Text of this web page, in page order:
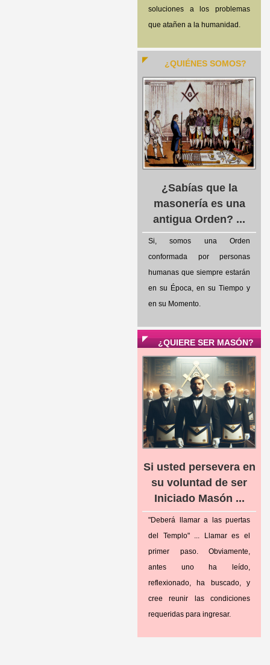
soluciones a los problemas
que atañen a la humanidad.
¿QUIÉNES SOMOS?
¿Sabías que la
masonería es una
antigua Orden? ...
Si, somos una Orden
conformada por personas
humanas que siempre estarán
en su Época, en su Tiempo y
en su Momento.
¿QUIERE SER MASÓN?
Si usted persevera en
su voluntad de ser
Iniciado Masón ...
"Deberá llamar a las puertas
del Templo" ... Llamar es el
primer paso. Obviamente,
antes uno ha leído,
reflexionado, ha buscado, y
cree reunir las condiciones
requeridas para ingresar.